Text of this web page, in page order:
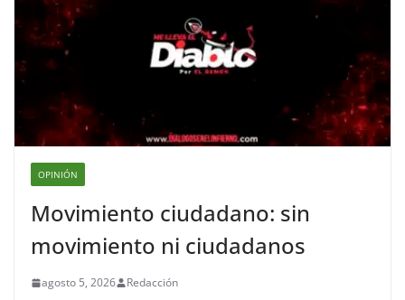
OPINIÓN
Movimiento ciudadano: sin
movimiento ni ciudadanos
agosto 5, 2026 Redacción